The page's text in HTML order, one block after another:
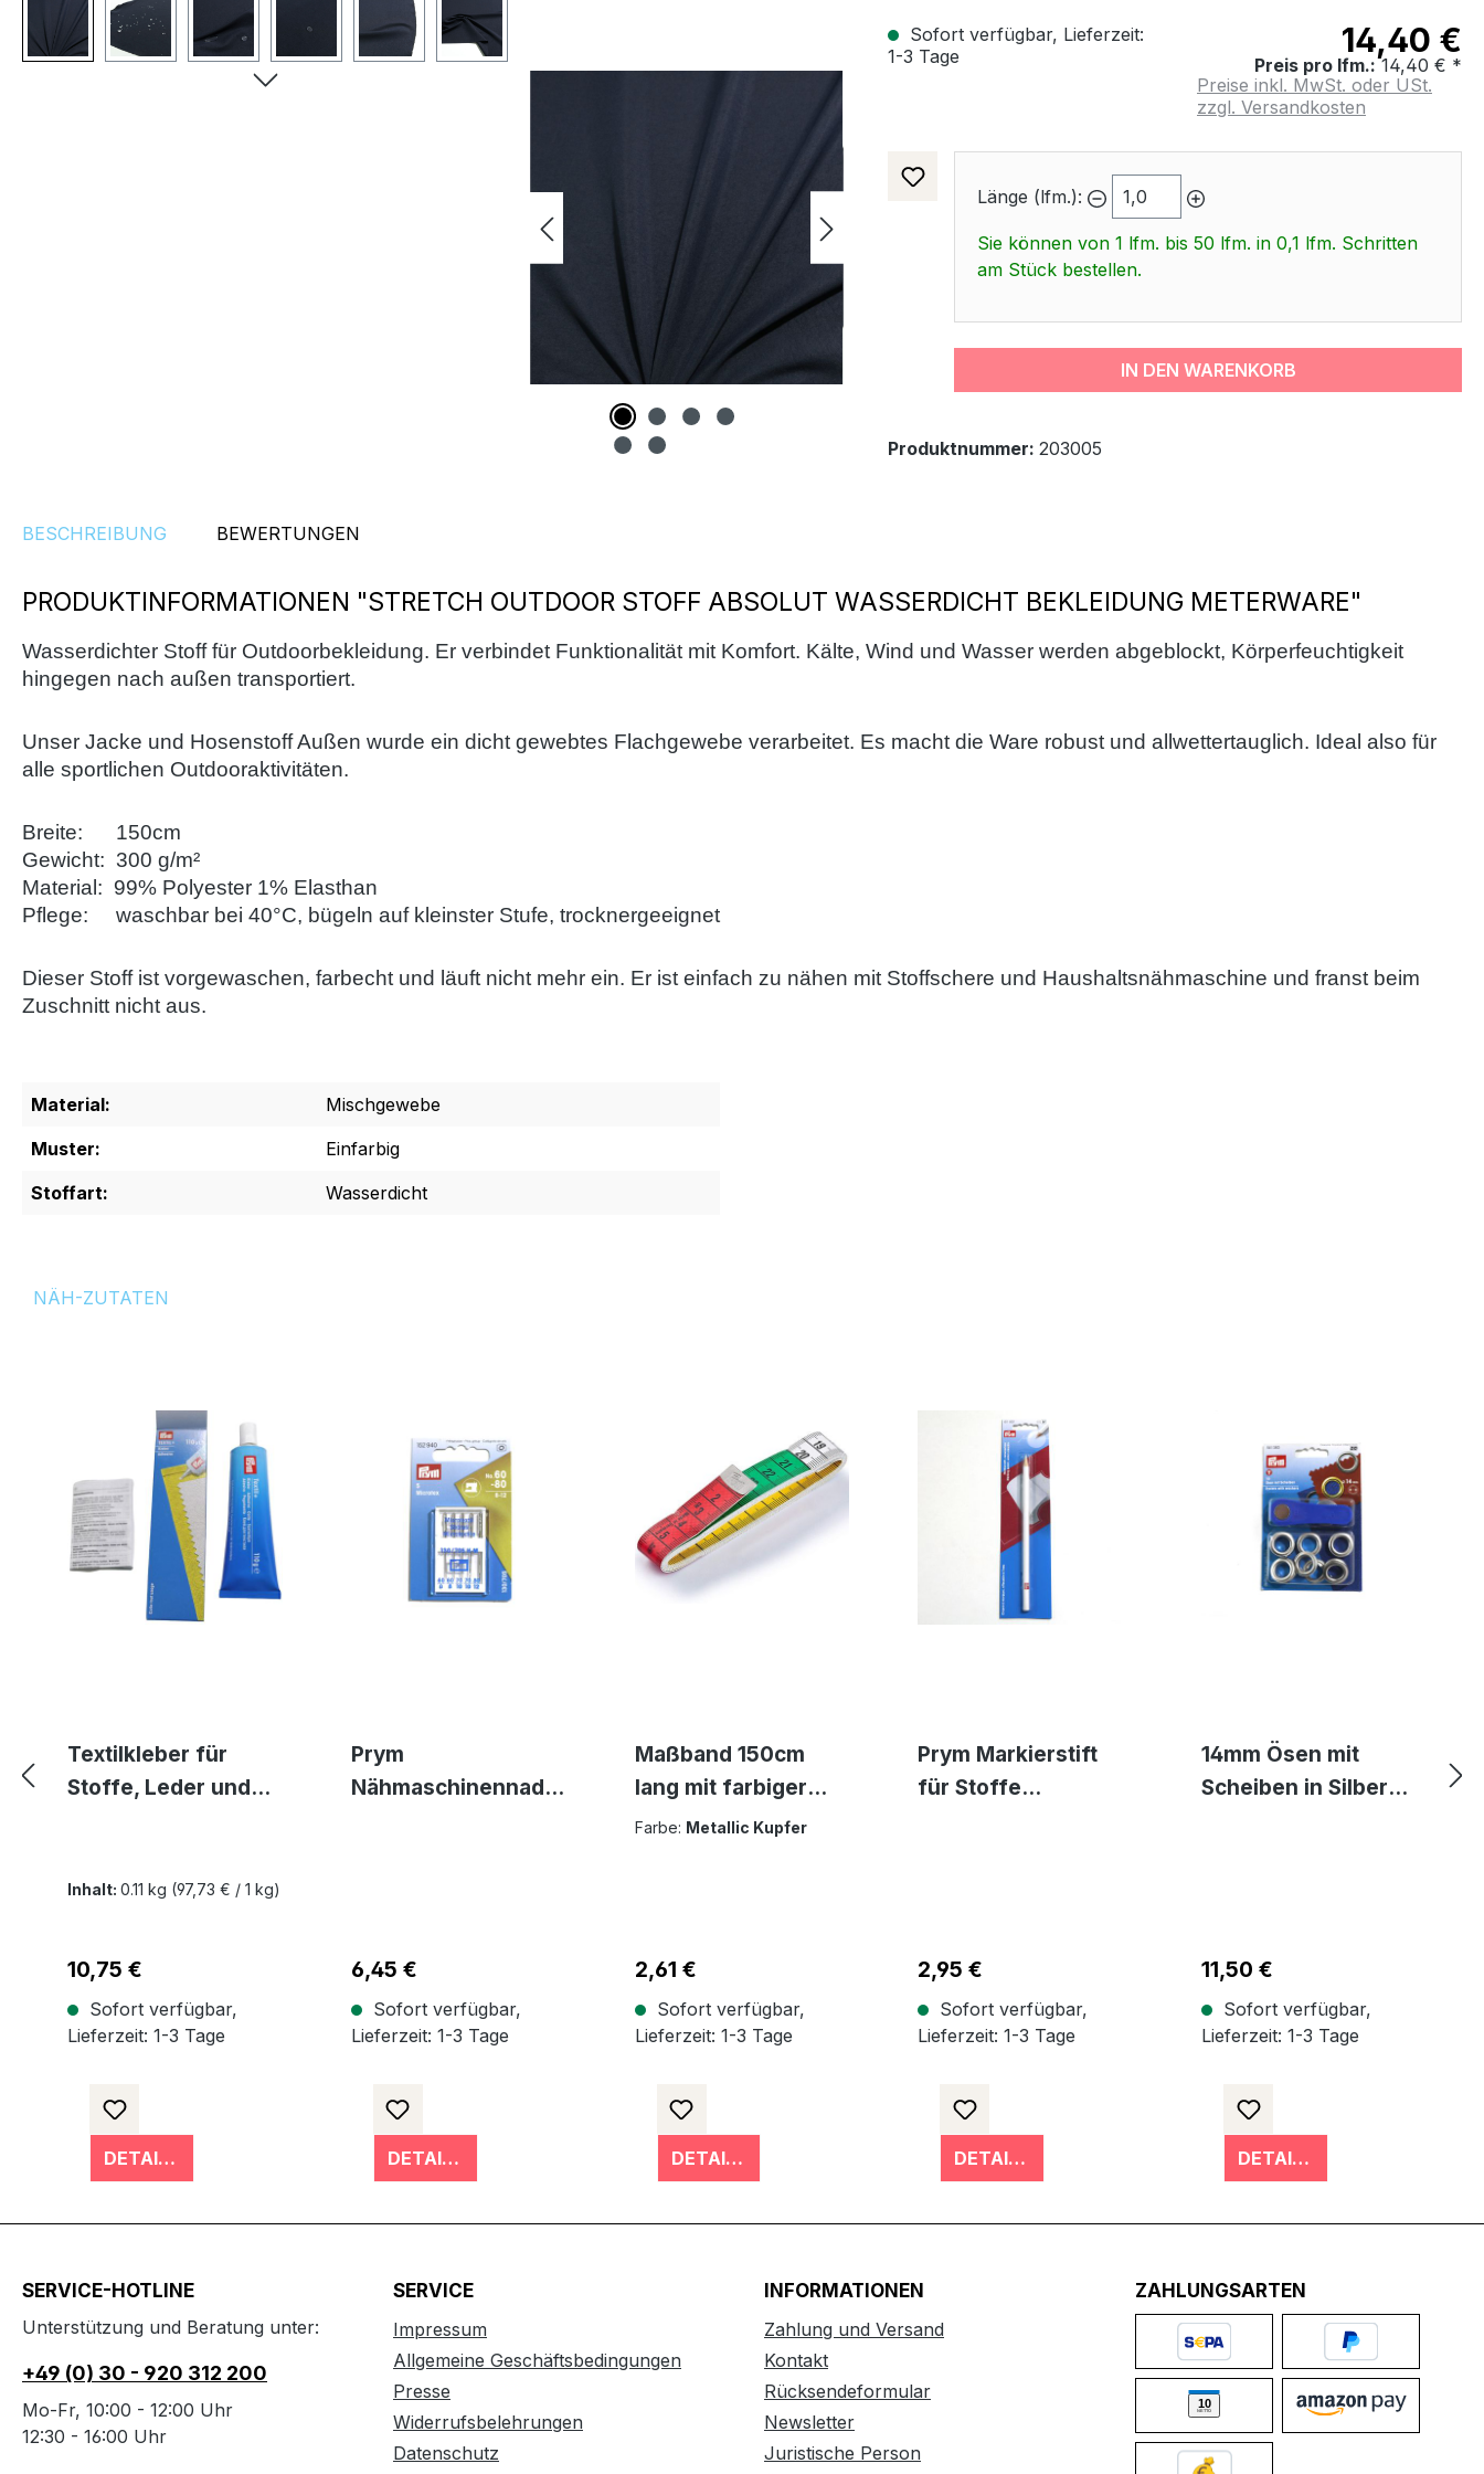
Sofort verfügbar, Lieferzeit:
1-3 Tage
14,40 €
Preis pro lfm.:14,40 € *
Preise inkl. MwSt. oder USt.
zzgl. Versandkosten
Länge (lfm.):
Sie können von 1 lfm. bis 50 lfm. in 0,1 lfm. Schritten
am Stück bestellen.
IN DEN WARENKORB
Produktnummer: 203005
BESCHREIBUNG BEWERTUNGEN
PRODUKTINFORMATIONEN "STRETCH OUTDOOR STOFF ABSOLUT WASSERDICHT BEKLEIDUNG METERWARE"
Wasserdichter Stoff für Outdoorbekleidung. Er verbindet Funktionalität mit Komfort. Kälte, Wind und Wasser werden abgeblockt, Körperfeuchtigkeit
hingegen nach außen transportiert.
Unser Jacke und Hosenstoff Außen wurde ein dicht gewebtes Flachgewebe verarbeitet. Es macht die Ware robust und allwettertauglich. Ideal also für
alle sportlichen Outdooraktivitäten.
Breite: 150cm
Gewicht: 300 g/m²
Material: 99% Polyester 1% Elasthan
Pflege: waschbar bei 40°C, bügeln auf kleinster Stufe, trocknergeeignet
Dieser Stoff ist vorgewaschen, farbecht und läuft nicht mehr ein. Er ist einfach zu nähen mit Stoffschere und Haushaltsnähmaschine und franst beim
Zuschnitt nicht aus.
Material:
Mischgewebe
Muster:
Einfarbig
Stoffart:
Wasserdicht
NÄH-ZUTATEN
Textilkleber für
Stoffe, Leder und
st transparent und
Inhalt: 0.11 kg (97,73 € / 1 kg)
Regulärer Preis:
10,75 €
Sofort verfügbar,
Lieferzeit: 1-3 Tage
DETAILS
Prym
Nähmaschinennadel
Regulärer Preis:
6,45 €
Sofort verfügbar,
Lieferzeit: 1-3 Tage
DETAILS
Maßband 150cm
lang mit farbiger
Dezimeter
Farbe: Metallic Kupfer
Regulärer Preis:
2,61 €
Sofort verfügbar,
Lieferzeit: 1-3 Tage
DETAILS
Prym Markierstift
für Stoffe
Regulärer Preis:
2,95 €
Sofort verfügbar,
Lieferzeit: 1-3 Tage
DETAILS
14mm Ösen mit
Scheiben in Silber
Regulärer Preis:
11,50 €
Sofort verfügbar,
Lieferzeit: 1-3 Tage
DETAILS
SERVICE-HOTLINE
Unterstützung und Beratung unter:
+49 (0) 30 - 920 312 200
Mo-Fr, 10:00 - 12:00 Uhr
12:30 - 16:00 Uhr
SERVICE
Impressum
Allgemeine Geschäftsbedingungen
Presse
Widerrufsbelehrungen
Datenschutz
INFORMATIONEN
Zahlung und Versand
Kontakt
Rücksendeformular
Newsletter
Juristische Person
ZAHLUNGSARTEN